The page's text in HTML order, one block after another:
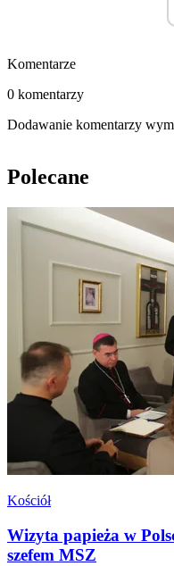
Komentarze
0 komentarzy
Dodawanie komentarzy
Polecane
Kościół
Wizyta papieża w
szefem MSZ